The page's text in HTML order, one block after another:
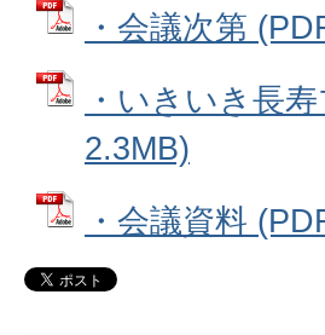
・会議次第
・いきいき長
2.3MB)
・会議資料